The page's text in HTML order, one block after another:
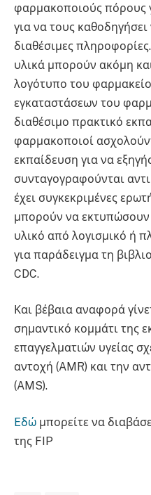
φαρμακοποιούς πόρους
για να τους
διαθέσιμες
υλικά μπορούν ακόμη
λογότυπο του
εγκαταστάσεων του
διαθέσιμο πρακτικό
φαρμακοποιοί
εκπαίδευση για να
συνταγογραφούνται
έχει συγκεκριμένες
μπορούν να εκτυπώσουν
υλικό από λογισμικό ή
για παράδειγμα τη
CDC.
Και βέβαια αναφορά
σημαντικό κομμάτι της
επαγγελματιών υγείας
αντοχή (AMR) και την
(AMS).
Eδώ μπορείτε να
της FIP